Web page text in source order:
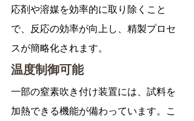
応剤や溶媒を効率的に取り除くこと
で、反応の効率が向上し、精製プロセ
スが簡略化されます。
温度制御可能
一部の窒素吹き付け装置には、試料を
加熱できる機能が備わっています。こ